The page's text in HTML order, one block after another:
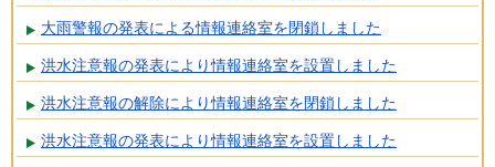
大雨警報の発表による情報連絡室を閉鎖しました
洪水注意報の発表により情報連絡室を設置しました
洪水注意報の解除により情報連絡室を閉鎖しました
洪水注意報の発表により情報連絡室を設置しました